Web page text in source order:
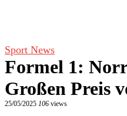
Sport News
Formel 1:
Großen Preis
25/05/2025 106 views